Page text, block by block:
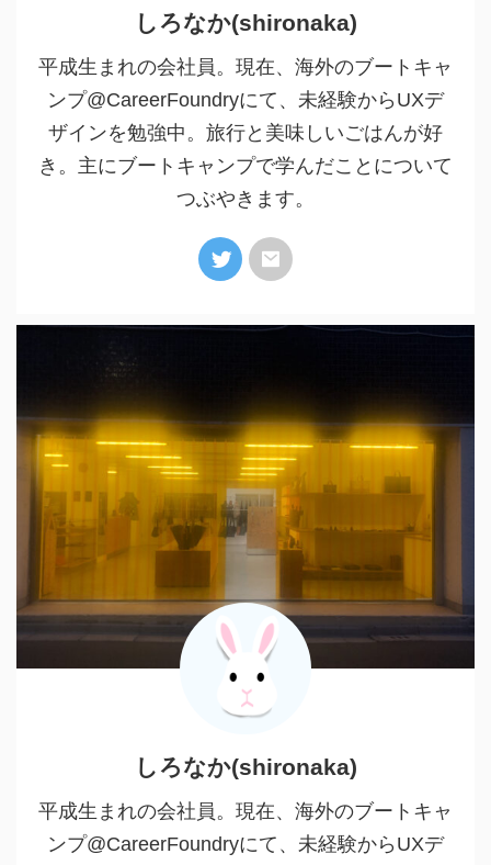
しろなか(shironaka)
平成生まれの会社員。現在、海外のブートキャ
ンプ@CareerFoundryにて、未経験からUXデ
ザインを勉強中。旅行と美味しいごはんが好
き。主にブートキャンプで学んだことについて
つぶやきます。
しろなか(shironaka)
平成生まれの会社員。現在、海外のブートキャ
ンプ@CareerFoundryにて、未経験からUXデ